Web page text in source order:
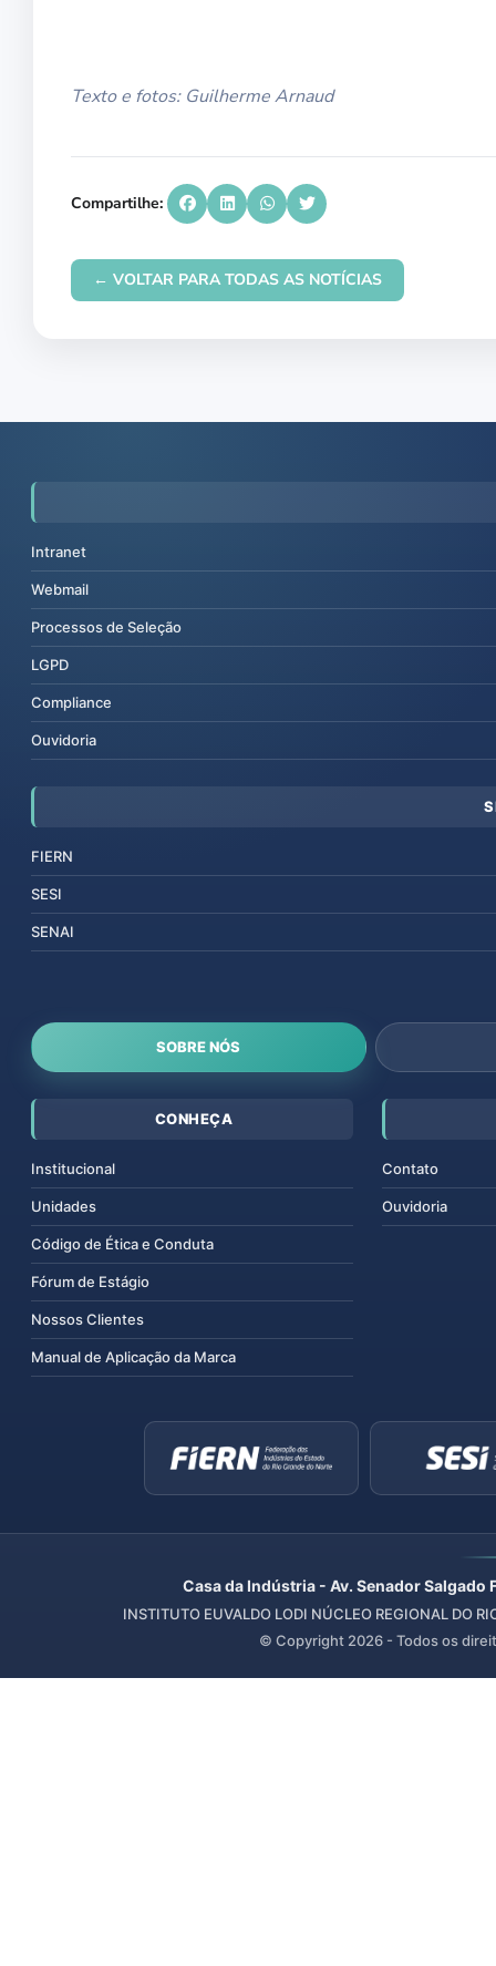
Texto e fotos: Guilherme Arnaud
Compartilhe:
← VOLTAR PARA TODAS AS NOTÍCIAS
Intranet
Webmail
Processos de Seleção
LGPD
Compliance
Ouvidoria
FIERN
SESI
SENAI
SOBRE NÓS
CONHEÇA
Institucional
Unidades
Código de Ética e Conduta
Fórum de Estágio
Nossos Clientes
Manual de Aplicação da Marca
Contato
Ouvidoria
Casa da Indústria - Av. Senador
INSTITUTO EUVALDO LODI NÚCLEO REGIONAL DO
© Copyright 2026 - Todos os